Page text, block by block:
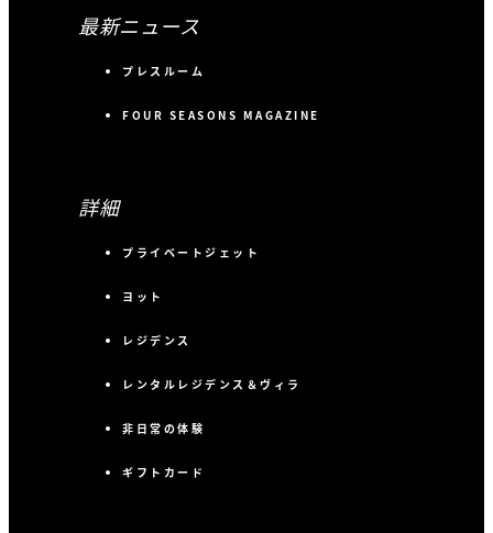
最新ニュース
プレスルーム
FOUR SEASONS MAGAZINE
詳細
プライベートジェット
ヨット
レジデンス
レンタルレジデンス＆ヴィラ
非日常の体験
ギフトカード